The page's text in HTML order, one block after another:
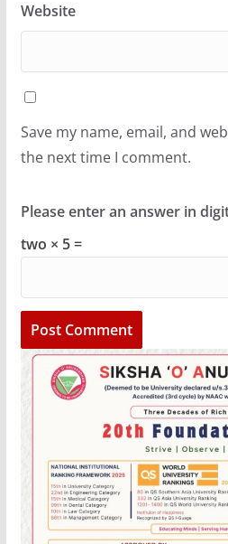
Website
Save my name, email, and
the next time I comment.
Please enter an answer in
two × 5 =